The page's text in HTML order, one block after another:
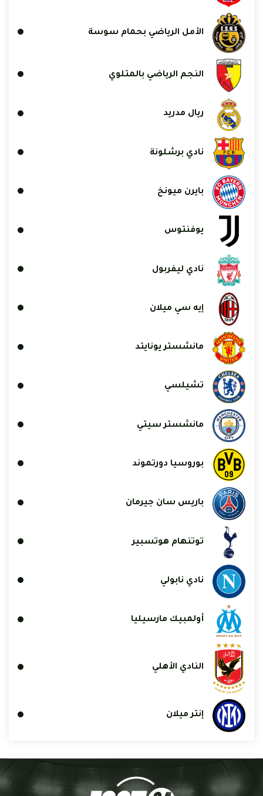
الأمل الرياضي بحمام سوسة
النجم الرياضي بالمتلوي
ريال مدريد
نادي برشلونة
بايرن ميونخ
يوفنتوس
نادي ليفربول
إيه سي ميلان
مانشستر يونايتد
تشيلسي
مانشستر سيتي
بوروسيا دورتموند
باريس سان جيرمان
توتنهام هوتسبير
نادي نابولي
أولمبيك مارسيليا
النادي الأهلي
إنتر ميلان